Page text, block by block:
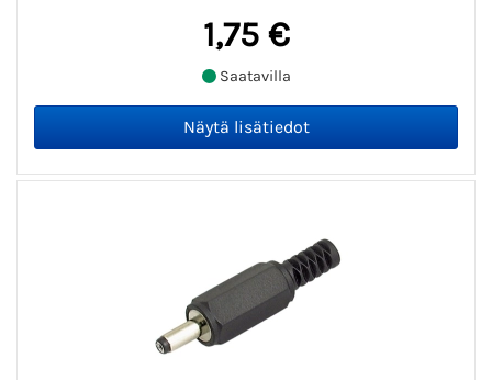
1,75 €
Saatavilla